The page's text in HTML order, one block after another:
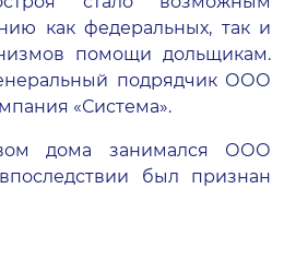
как федеральных, так и
помощи дольщикам.
подрядчик ООО
«Система».
дома занимался ООО
был признан